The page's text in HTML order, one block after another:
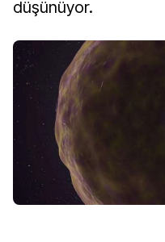
düşünüyor.